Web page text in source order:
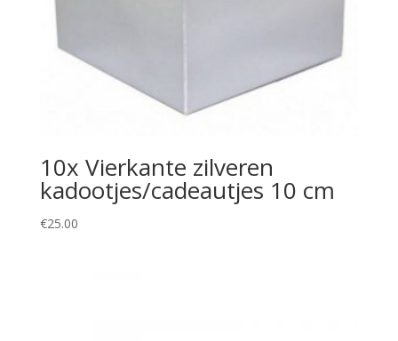
10x Vierkante zilveren
kadootjes/cadeautjes 10 cm
€25.00